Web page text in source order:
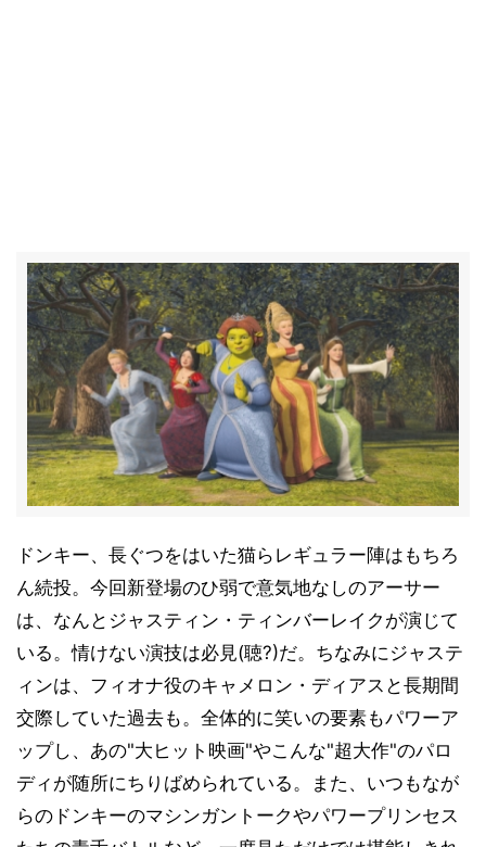
ドンキー、長ぐつをはいた猫らレギュラー陣はもちろ
ん続投。今回新登場のひ弱で意気地なしのアーサー
は、なんとジャスティン・ティンバーレイクが演じて
いる。情けない演技は必見(聴?)だ。ちなみにジャステ
ィンは、フィオナ役のキャメロン・ディアスと長期間
交際していた過去も。全体的に笑いの要素もパワーア
ップし、あの"大ヒット映画"やこんな"超大作"のパロ
ディが随所にちりばめられている。また、いつもなが
らのドンキーのマシンガントークやパワープリンセス